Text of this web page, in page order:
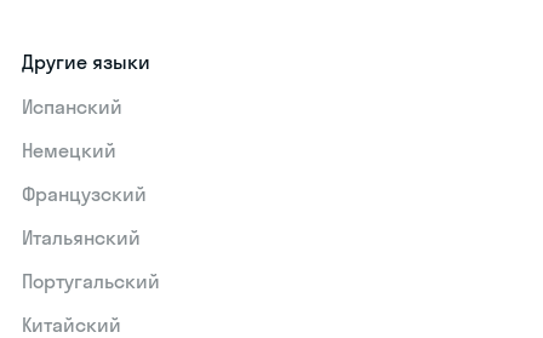
Другие языки
Испанский
Немецкий
Французский
Итальянский
Португальский
Китайский